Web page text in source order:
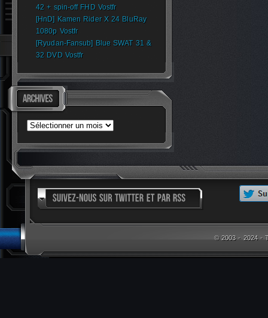
42 + spin-off FHD Vostfr
[HnD] Kamen Rider X 24 BluRay
1080p Vostfr
[Ryudan-Fansub] Blue SWAT 31 &
32 DVD Vostfr
Archives
© 2003 - 2024 -